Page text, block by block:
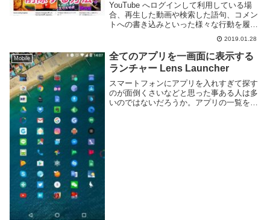
YouTube へログインして利用している場
合、再生した動画や検索した語句、コメン
トへの書き込みといった様々な行動を履歴
に残すことができる。この履歴は後から行
動を見返す際に便利なだけではなく、表示
されるおすすめ動画にも変化を及ぼす。一
方で履...
2019.01.28
Mobile
全てのアプリを一画面に表示する
ランチャー Lens Launcher
スマートフォンにアプリを入れすぎて探す
のが面倒くさいなどと思った事ある人は多
いのではないだろうか。アプリの一覧をス